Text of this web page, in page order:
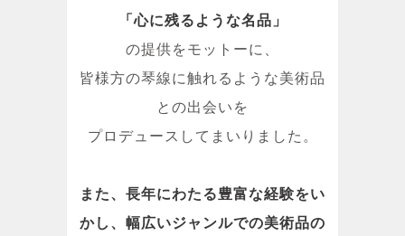
「心に残るような名品」
の提供をモットーに、
皆様方の琴線に触れるような美術品
との出会いを
プロデュースしてまいりました。
また、長年にわたる豊富な経験をい
かし、幅広いジャンルでの美術品の